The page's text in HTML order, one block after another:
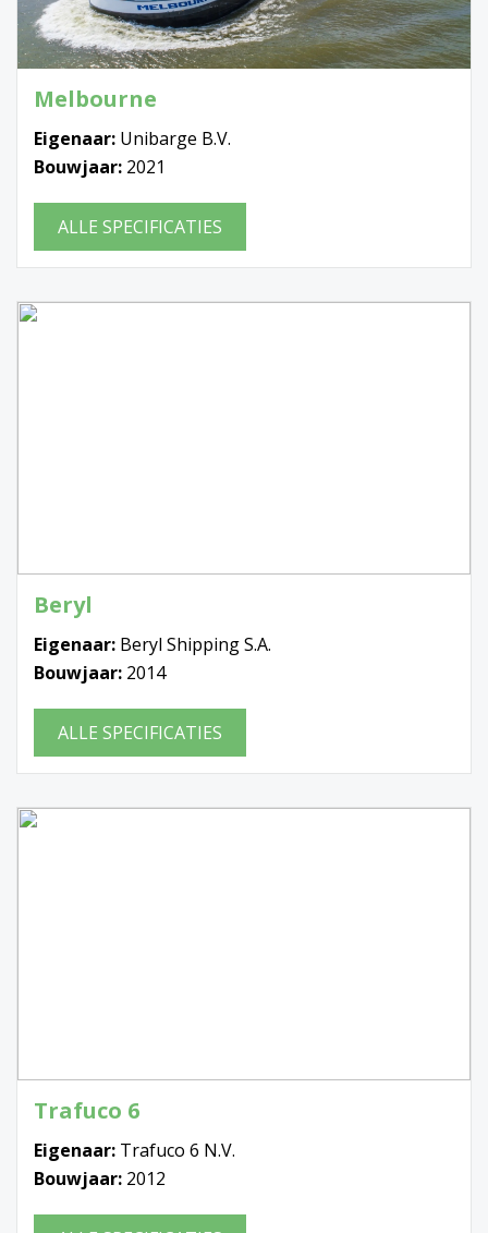
Melbourne
Eigenaar: Unibarge B.V.
Bouwjaar: 2021
ALLE SPECIFICATIES
Beryl
Eigenaar: Beryl Shipping S.A.
Bouwjaar: 2014
ALLE SPECIFICATIES
Trafuco 6
Eigenaar: Trafuco 6 N.V.
Bouwjaar: 2012